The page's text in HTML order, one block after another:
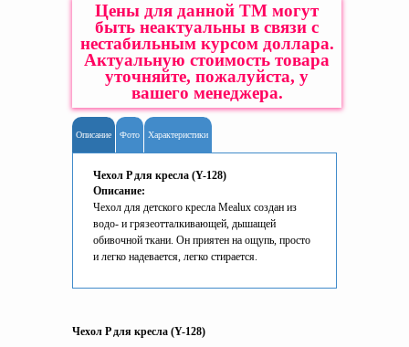
Цены для данной ТМ могут
быть неактуальны в связи с
нестабильным курсом доллара.
Актуальную стоимость товара
уточняйте, пожалуйста, у
вашего менеджера.
Описание Фото Характеристики
Чехол P для кресла (Y-128)
Описание:
Чехол для детского кресла Mealux создан из
водо- и грязеотталкивающей, дышащей
обивочной ткани. Он приятен на ощупь, просто
и легко надевается, легко стирается.
Чехол P для кресла (Y-128)